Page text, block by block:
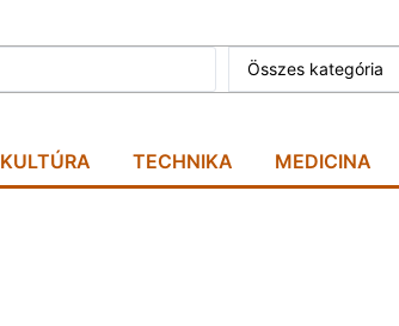
Összes kategória
KULTÚRA TECHNIKA MEDICINA